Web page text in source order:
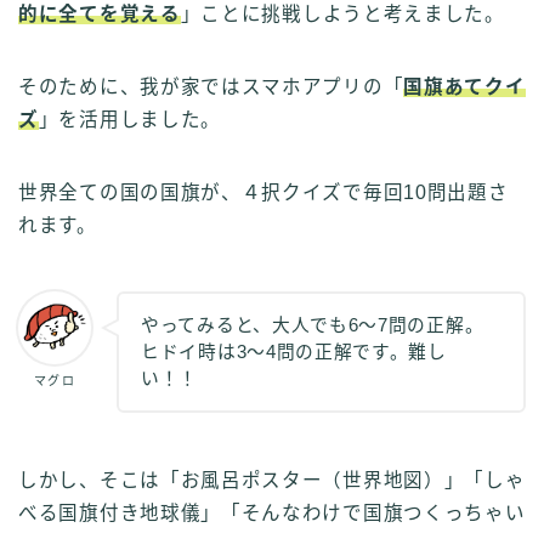
的に全てを覚える」ことに挑戦しようと考えました。
そのために、我が家ではスマホアプリの「国旗あてクイ
ズ」を活用しました。
世界全ての国の国旗が、４択クイズで毎回10問出題さ
れます。
マグロ
やってみると、大人でも6～7問の正解。
ヒドイ時は3～4問の正解です。難し
い！！
しかし、そこは「お風呂ポスター（世界地図）」「しゃ
べる国旗付き地球儀」「そんなわけで国旗つくっちゃい